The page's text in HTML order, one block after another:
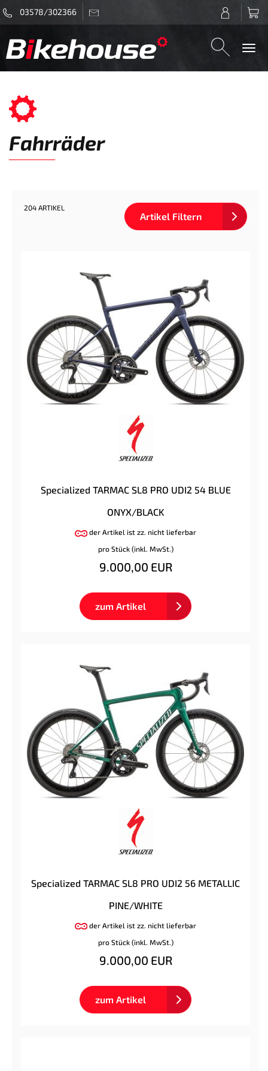
03578/302366
Fahrräder
204 ARTIKEL
Artikel Filtern
Specialized TARMAC SL8 PRO UDI2 54 BLUE
ONYX/BLACK
der Artikel ist zz. nicht lieferbar
pro Stück (inkl. MwSt.)
9.000,00 EUR
zum Artikel
Specialized TARMAC SL8 PRO UDI2 56 METALLIC
PINE/WHITE
der Artikel ist zz. nicht lieferbar
pro Stück (inkl. MwSt.)
9.000,00 EUR
zum Artikel